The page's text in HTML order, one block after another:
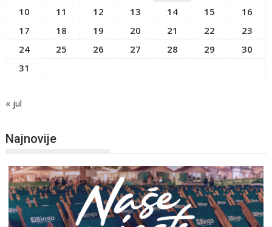
10
11 12 13 14 15
16
17
18 19 20 21 22
23
24
25 26 27 28 29
30
31
« jul
Najnovije